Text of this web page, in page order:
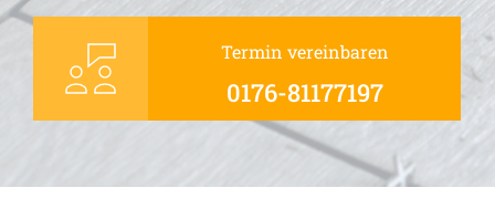
Termin vereinbaren
0176-81177197